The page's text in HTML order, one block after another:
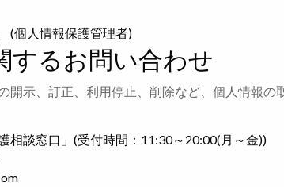
(個人情報保護管理者)
するお問い合わせ
開示、訂正、利用停止、削除など、個人情報
相談窓口」(受付時間：11:30～20:00(月～金))